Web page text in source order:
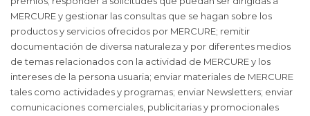
MERCURE y gestionar las consultas que se hagan sobre los
productos y servicios ofrecidos por MERCURE; remitir
documentación de diversa naturaleza y por diferentes medios
de temas relacionados con la actividad de MERCURE y los
intereses de la persona usuaria; enviar materiales de MERCURE
tales como actividades y programas; enviar Newsletters; enviar
comunicaciones comerciales, publicitarias y promocionales